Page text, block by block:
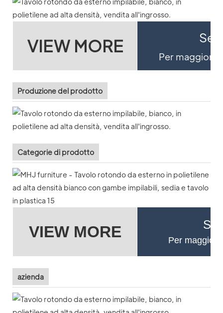
VIEW MORE Se
Per maggiori
Produzione del prodotto
Categorie di prodotto
VIEW MORE Se
Per maggiori
azienda